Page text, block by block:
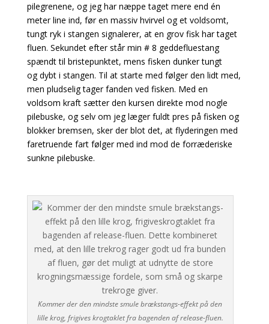
pilegrenene, og jeg har næppe taget mere end én
meter line ind, før en massiv hvirvel og et voldsomt,
tungt ryk i stangen signalerer, at en grov fisk har taget
fluen. Sekundet efter står min # 8 geddefluestang
spændt til bristepunktet, mens fisken dunker tungt
ogdybt i stangen. Til at starte med følger den lidt med,
men pludselig tager fanden ved fisken. Med en
voldsom kraft sætter den kursen direkte mod nogle
pilebuske, og selv om jeg læger fuldt pres på fisken og
blokker bremsen, sker der blot det, at flyderingen med
faretruende fart følger med ind mod de forræderiske
sunkne pilebuske.
Kommer der den mindste smule brækstangs-effekt på den
lille krog, frigives krogtaklet fra bagenden af release-fluen.